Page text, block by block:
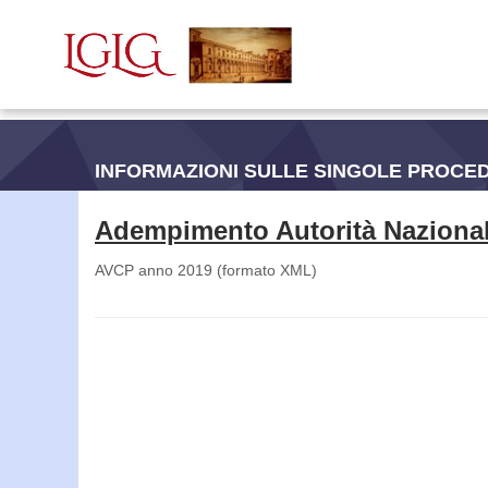
INFORMAZIONI SULLE SINGOLE
Adempimento Autorità
AVCP anno 2019 (formato XML)